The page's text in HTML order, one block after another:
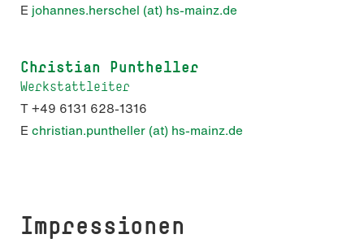
E johannes.herschel (at) hs-mainz.de
Christian Puntheller
Werkstattleiter
T +49 6131 628-1316
Echristian.puntheller (at) hs-mainz.de
Impressionen